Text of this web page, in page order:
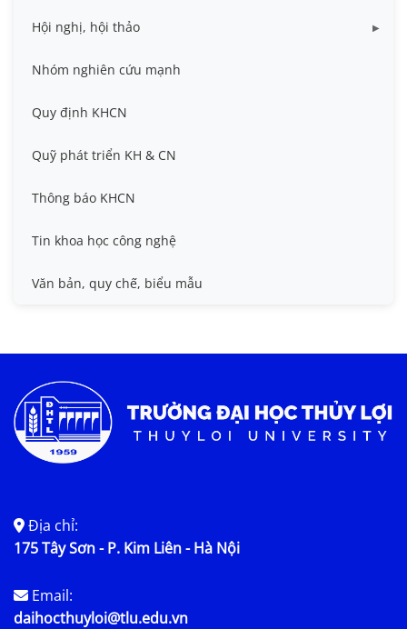
Dữ liệu Đề tài cấp Cơ sở
Công bố khoa học
Đề tài cấp Bộ, Thành phố
Hội nghị, hội thảo
Hội nghị khoa học thường niên
Hội nghị Khoa học sinh viên
Hội nghị quốc tế và hội nghị khác
Nhóm nghiên cứu mạnh
Quy định KHCN
Quỹ phát triển KH & CN
Thông báo KHCN
Tin khoa học công nghệ
Văn bản, quy chế, biểu mẫu
Địa chỉ:
175 Tây Sơn - P. Kim Liên - Hà Nội
Email:
daihocthuyloi@tlu.edu.vn